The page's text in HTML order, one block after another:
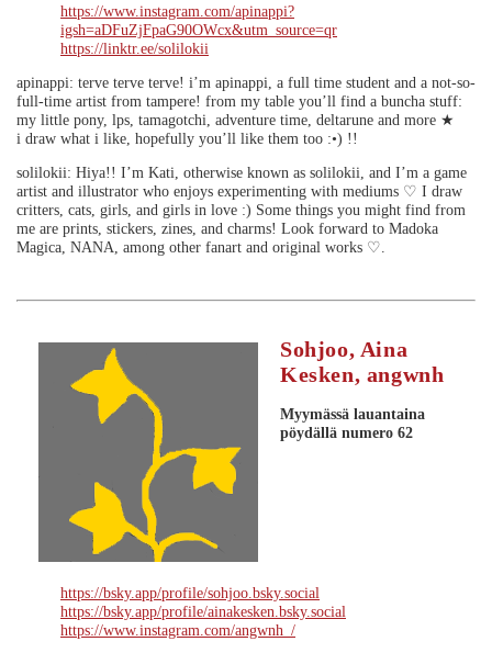
https://www.instagram.com/apinappi?
igsh=aDFuZjFpaG90OWcx&utm_source=qr
https://linktr.ee/solilokii
apinappi: terve terve terve! i’m apinappi, a full time student and a not-so-
full-time artist from tampere! from my table you’ll find a buncha stuff:
my little pony, lps, tamagotchi, adventure time, deltarune and more ★
i draw what i like, hopefully you’ll like them too :•) !!
solilokii: Hiya!! I’m Kati, otherwise known as solilokii, and I’m a game
artist and illustrator who enjoys experimenting with mediums ♡ I draw
critters, cats, girls, and girls in love :) Some things you might find from
me are prints, stickers, zines, and charms! Look forward to Madoka
Magica, NANA, among other fanart and original works ♡.
Sohjoo, Aina
Kesken, angwnh
Myymässä lauantaina
pöydällä numero 62
https://bsky.app/profile/sohjoo.bsky.social
https://bsky.app/profile/ainakesken.bsky.social
https://www.instagram.com/angwnh_/